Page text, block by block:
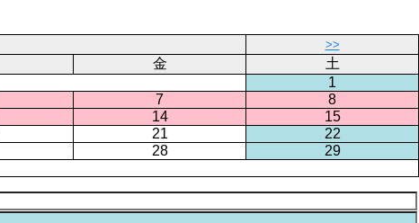
>>
金
土
1
7
8
14
15
21
22
28
29